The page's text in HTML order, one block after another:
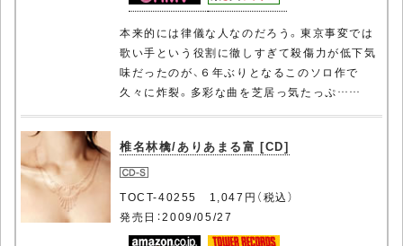
本来的には律儀な人なのだろう。東京事変では
歌い手という役割に徹しすぎて殺傷力が低下気
味だったのが、６年ぶりとなるこのソロ作で
久々に炸裂。多彩な曲を芝居っ気たっぷ……
椎名林檎/ありあまる富 [CD]
TOCT-40255 1,047円（税込）
発売日：2009/05/27